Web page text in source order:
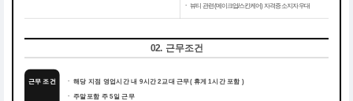
ㆍ 뷰티 관련 (메이크업/스킨케어) 자격증 소지자 우대
02. 근무조건
근무 조건
ㆍ 해당 지점 영업시간 내 9시간 2교대 근무( 휴게 1시간 포함 )
ㆍ 주말포함 주 5일 근무